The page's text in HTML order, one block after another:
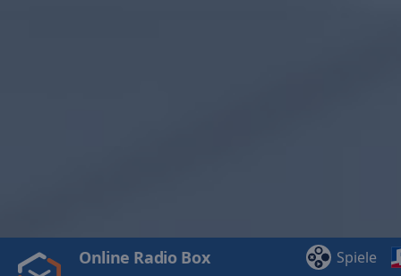
Video
Play
Online Radio Box Spiele